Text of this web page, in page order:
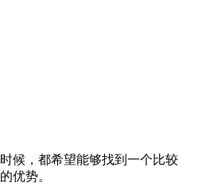
，都希望能够找到一个比较
势。